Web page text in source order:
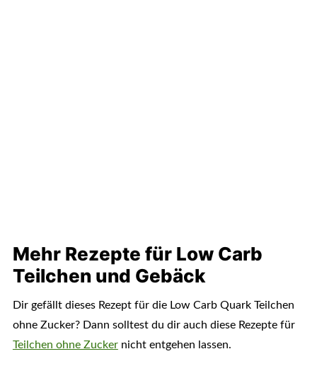
Mehr Rezepte für Low Carb
Teilchen und Gebäck
Dir gefällt dieses Rezept für die Low Carb Quark Teilchen
ohne Zucker? Dann solltest du dir auch diese Rezepte für
Teilchen ohne Zuckernicht entgehen lassen.